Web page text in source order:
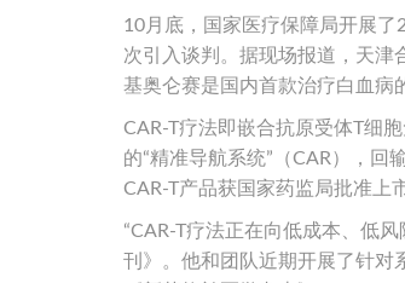
10月底，国家医疗保障局开展
次引入谈判。据现场报道，天津
基奥仑赛是国内首款治疗白血病
CAR-T疗法即嵌合抗原受体T细
的“精准导航系统”（CAR），
CAR-T产品获国家药监局批准上
“CAR-T疗法正在向低成本、低
刊》。他和团队近期开展了针对